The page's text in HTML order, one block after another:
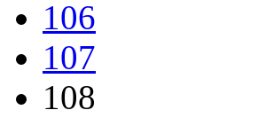
106
107
108